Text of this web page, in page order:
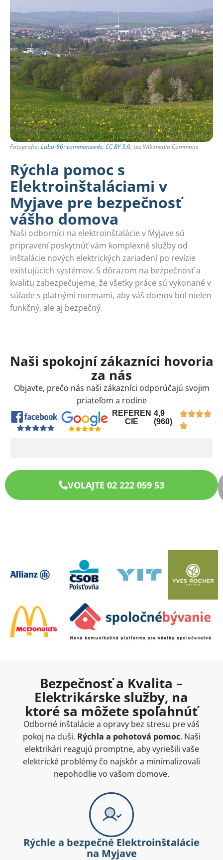
Fotografia:Lubo-86~commonswiki, CC BY 3.0, cez Wikimedia Commons
Rýchla pomoc s
Elektroinštaláciami v
Myjave pre bezpečnosť
vášho domova
Naši odborníci na elektroinštalácie v Myjave sú
pripravení poskytnúť vám komplexné služby od
inštalácie nových elektrických zariadení po revízie
existujúcich systémov. S dôrazom na bezpečnosť a
kvalitu zabezpečujeme, že všetky práce sú vykonané v
súlade s platnými normami, aby váš domov bol nielen
funkčný, ale aj bezpečný.
Naši spokojní zákazníci hovoria
za nás
Objavte, prečo nás naši zákazníci odporúčajú svojim
priateľom a rodine
REFEREN
CIE
4,9
(960)
VOLAJTE 02 222 059 53
Bezpečnosť a Kvalita –
Elektrikárske služby, na
ktoré sa môžete spoľahnúť
Odborné inštalácie a opravy bez stresu pre váš
pokoj na duši. Rýchla a pohotová pomoc. Naši
elektrikári reagujú promptne, aby vyriešili vaše
elektrické problémy čo najskôr a minimalizovali
nepohodlie vo vašom domove.
Rýchle a bezpečné Elektroinštalácie
na Myjave